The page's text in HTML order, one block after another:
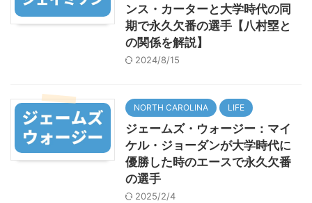
ンス・カーターと大学時代の同
期で永久欠番の選手【八村塁と
の関係を解説】
2024/8/15
NORTH CAROLINA LIFE
ジェームズ・ウォージー：マイ
ケル・ジョーダンが大学時代に
優勝した時のエースで永久欠番
の選手
2025/2/4